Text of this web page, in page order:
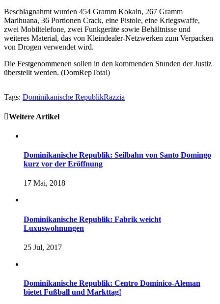
Beschlagnahmt wurden 454 Gramm Kokain, 267 Gramm
Marihuana, 36 Portionen Crack, eine Pistole, eine Kriegswaffe,
zwei Mobiltelefone, zwei Funkgeräte sowie Behältnisse und
weiteres Material, das von Kleindealer-Netzwerken zum Verpacken
von Drogen verwendet wird.
Die Festgenommenen sollen in den kommenden Stunden der Justiz
überstellt werden. (DomRepTotal)
Tags: Dominikanische RepublikRazzia
Weitere Artikel
Dominikanische Republik: Seilbahn von Santo Domingo
kurz vor der Eröffnung
17 Mai, 2018
Dominikanische Republik: Fabrik weicht
Luxuswohnungen
25 Jul, 2017
Dominikanische Republik: Centro Dominico-Aleman
bietet Fußball und Markttag!